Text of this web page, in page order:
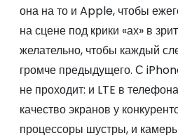
она на то и Apple, чтобы
на сцене под крики «ах» в
желательно, чтобы каждый
громче предыдущего. С
не проходит: и LTE в
качество экранов у
процессоры шустры, и